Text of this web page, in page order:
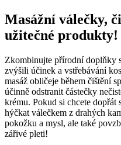
Masážní válečky,
užitečné produkty!
Zkombinujte přírodní doplňky
zvýšili účinek a vstřebávání
masáž obličeje během čištění
účinně odstranit částečky
krému. Pokud si chcete dopřát
hýčkat válečkem z drahých
pokožku a mysl, ale také
zářivé pleti!